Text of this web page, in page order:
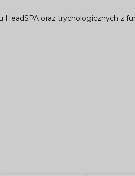
oraz trychologicznych z